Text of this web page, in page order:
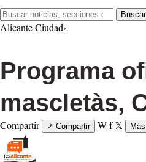
Buscar:
Buscar
Alicante Ciudad›
Programa
mascletàs,
Compartir ↗ Compartir Wf 𝕏 Más